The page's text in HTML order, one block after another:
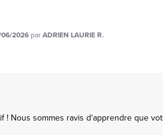
06/2026 parADRIEN LAURIE R.
! Nous sommes ravis d'apprendre que